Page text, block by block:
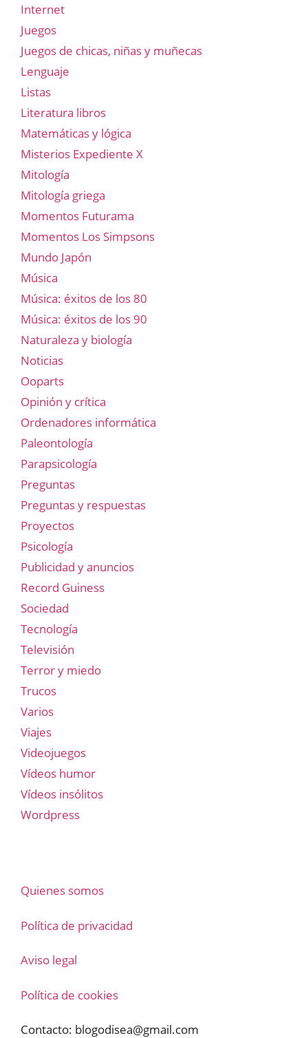
Internet
Juegos
Juegos de chicas, niñas y muñecas
Lenguaje
Listas
Literatura libros
Matemáticas y lógica
Misterios Expediente X
Mitología
Mitología griega
Momentos Futurama
Momentos Los Simpsons
Mundo Japón
Música
Música: éxitos de los 80
Música: éxitos de los 90
Naturaleza y biología
Noticias
Ooparts
Opinión y crítica
Ordenadores informática
Paleontología
Parapsicología
Preguntas
Preguntas y respuestas
Proyectos
Psicología
Publicidad y anuncios
Record Guiness
Sociedad
Tecnología
Televisión
Terror y miedo
Trucos
Varios
Viajes
Videojuegos
Vídeos humor
Vídeos insólitos
Wordpress
Quienes somos
Política de privacidad
Aviso legal
Política de cookies
Contacto: blogodisea@gmail.com